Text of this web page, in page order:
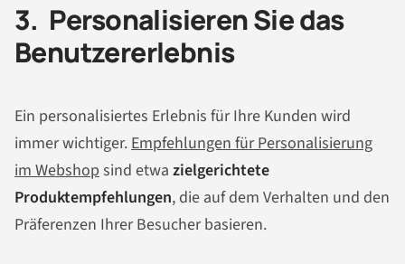
3. Personalisieren Sie das
Benutzererlebnis
Ein personalisiertes Erlebnis für Ihre Kunden wird
immer wichtiger. Empfehlungen für Personalisierung
im Webshop sind etwa zielgerichtete
Produktempfehlungen, die auf dem Verhalten und den
Präferenzen Ihrer Besucher basieren.